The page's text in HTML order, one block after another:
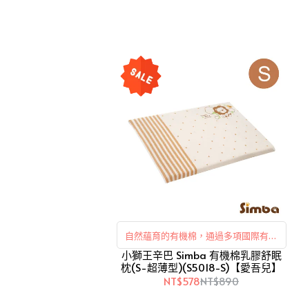
自然蘊育的有機棉，通過多項國際有機
認證。
小獅王辛巴 Simba 有機棉乳膠舒眠
枕(S-超薄型)(S5018-S)【愛吾兒】
NT$578NT$890